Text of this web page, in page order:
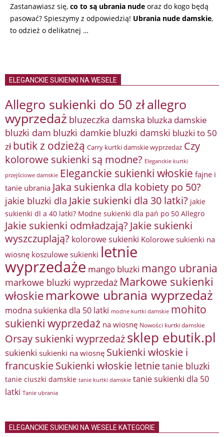
Zastanawiasz się, co to są ubrania nude oraz do kogo będą
pasować? Spieszymy z odpowiedzią! Ubrania nude damskie,
to odzież o delikatnej …
ELEGANCKIE SUKIENKI NA WESELE
Allegro sukienki do 50 złallegro
wyprzedaż bluzeczka damska bluzka damskie
bluzki dam bluzki damkie bluzki damski bluzki to 50
zł butik z odzieżą Carry kurtki damskie wyprzedaż Czy
kolorowe sukienki są modne? Eleganckie kurtki
przejściowe damskie Eleganckie sukienki włoskie fajne i
tanie ubrania Jaka sukienka dla kobiety po 50?
jakie bluzki dla Jakie sukienki dla 30 latki? jakie
sukienki dl a 40 latki? Modne sukienki dla pań po 50 Allegro
Jakie sukienki odmładzają? Jakie sukienki
wyszczuplają? kolorowe sukienki Kolorowe sukienki na
wiosnę koszulowe sukienki letnie
wyprzedaże mango bluzki mango ubrania
markowe bluzki wyprzedaż Markowe sukienki
włoskie markowe ubrania wyprzedaż
modna sukienka dla 50 latki modne kurtki damskie mohito
sukienki wyprzedaż na wiosnę Nowości kurtki damskie
Orsay sukienki wyprzedażsklep ebutik.pl
sukienki sukienki na wiosnę Sukienki włoskie i
francuskieSukienki włoskie letnietanie bluzki
tanie ciuszki damskie tanie kurtki damskie tanie sukienki dla 50
latki Tanie ubrania
ELEGANCKIE SUKIENKI NA WESELE KATEGORIE